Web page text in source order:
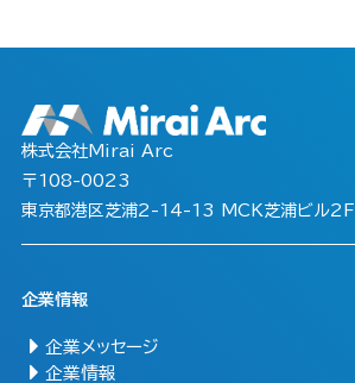
株式会社Mirai Arc
〒108-0023
東京都港区芝浦2-14-13 MCK芝浦ビル2F
企業情報
企業メッセージ
企業情報